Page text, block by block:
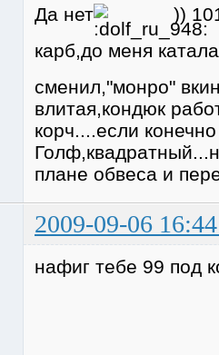
Да нет
))
карб,до меня
сменил,"монро"
влитая,кондюк
корч....если
плане обвеса и
2009-09-06
нафиг тебе 99 под